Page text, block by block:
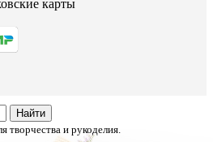
карты
Найти
творчества и рукоделия.